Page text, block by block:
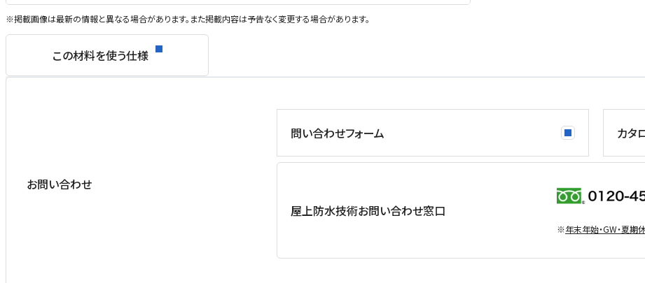
※掲載画像は最新の情報と異なる場合があります。また掲載内容は予告なく変更する場合があります。
この材料を使う仕様
お問い合わせ
問い合わせフォーム カタ
屋上防水技術お問い合わせ窓口
※年末年始・GW・夏